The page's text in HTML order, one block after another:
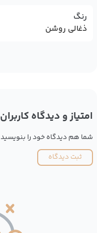
رنگ
ذغالی روشن
امتیاز و دیدگاه کاربران
شما هم دیدگاه خود را بنویسید
ثبت دیدگاه